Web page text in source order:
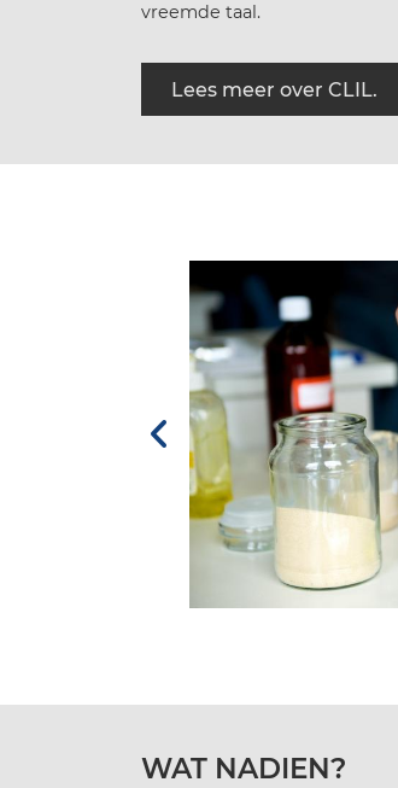
vreemde taal.
Lees meer over CLIL.
WAT NADIEN?